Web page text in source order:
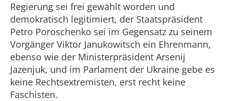
Regierung sei frei gewählt worden und
demokratisch legitimiert, der Staatspräsident
Petro Poroschenko sei im Gegensatz zu seinem
Vorgänger Viktor Janukowitsch ein Ehrenmann,
ebenso wie der Ministerpräsident Arsenij
Jazenjuk, und im Parlament der Ukraine gebe es
keine Rechtsextremisten, erst recht keine
Faschisten.